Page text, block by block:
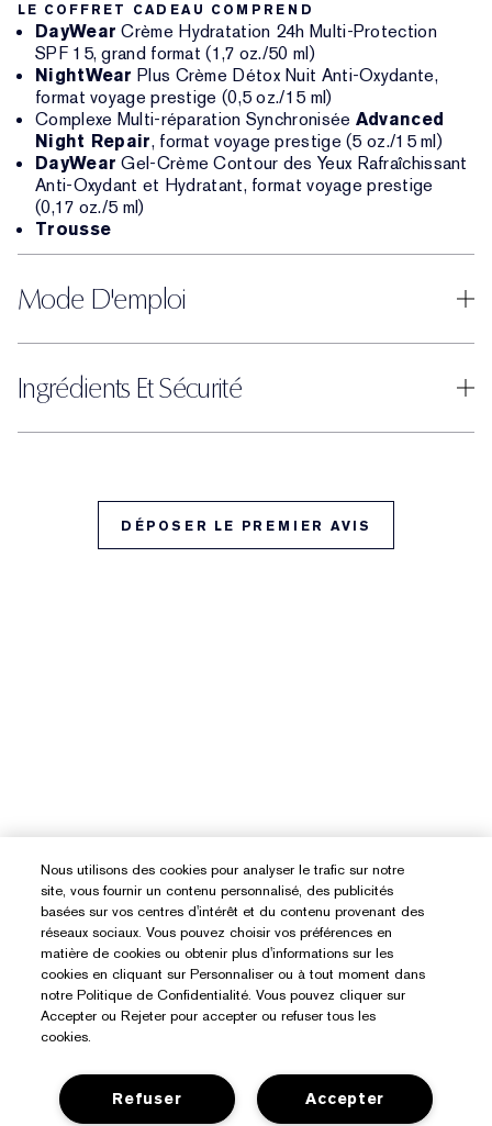
LE COFFRET CADEAU COMPREND
DayWear Crème Hydratation 24h Multi-Protection
SPF 15, grand format (1,7 oz./50 ml)
NightWear Plus Crème Détox Nuit Anti-Oxydante,
format voyage prestige (0,5 oz./15 ml)
Complexe Multi-réparation Synchronisée Advanced
Night Repair, format voyage prestige (5 oz./15 ml)
DayWear Gel-Crème Contour des Yeux Rafraîchissant
Anti-Oxydant et Hydratant, format voyage prestige
(0,17 oz./5 ml)
Trousse
Mode D'emploi
Ingrédients Et Sécurité
DÉPOSER LE PREMIER AVIS
Nous utilisons des cookies pour analyser le trafic sur notre
site, vous fournir un contenu personnalisé, des publicités
basées sur vos centres d'intérêt et du contenu provenant des
réseaux sociaux. Vous pouvez choisir vos préférences en
matière de cookies ou obtenir plus d'informations sur les
cookies en cliquant sur Personnaliser ou à tout moment dans
notre Politique de Confidentialité. Vous pouvez cliquer sur
Accepter ou Rejeter pour accepter ou refuser tous les
cookies.
Accepter
Refuser